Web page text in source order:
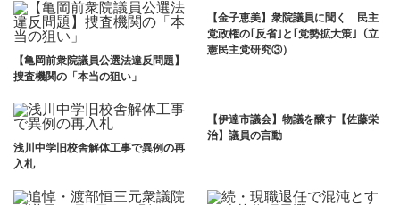
【亀岡前衆院議員公選法違反問題】
捜査機関の「本当の狙い」
【金子恵美】衆院議員に聞く 民主
党政権の｢反省｣と｢党勢拡大策｣（立
憲民主党研究③）
浅川中学旧校舎解体工事で異例の再
入札
【伊達市議会】物議を醸す【佐藤栄
治】議員の言動